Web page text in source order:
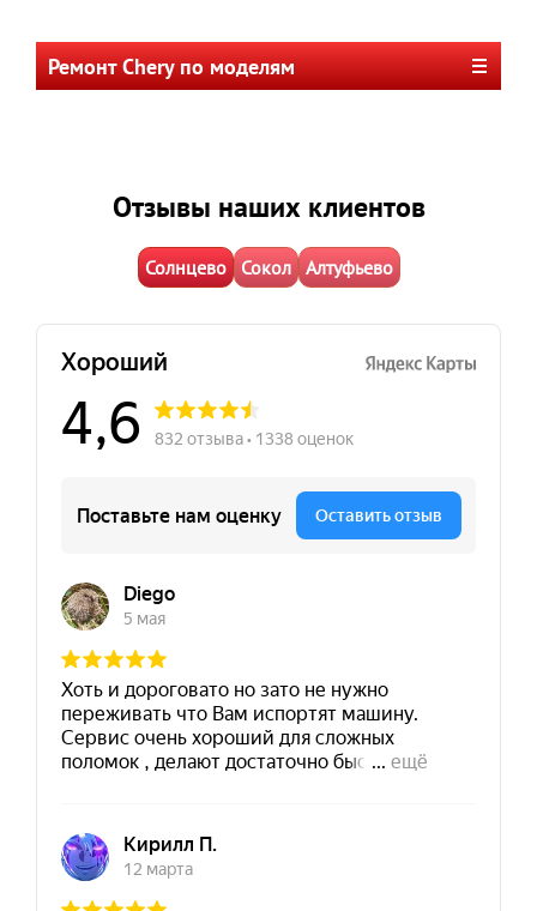
Ремонт Chery по моделям
Отзывы наших клиентов
Солнцево Сокол Алтуфьево